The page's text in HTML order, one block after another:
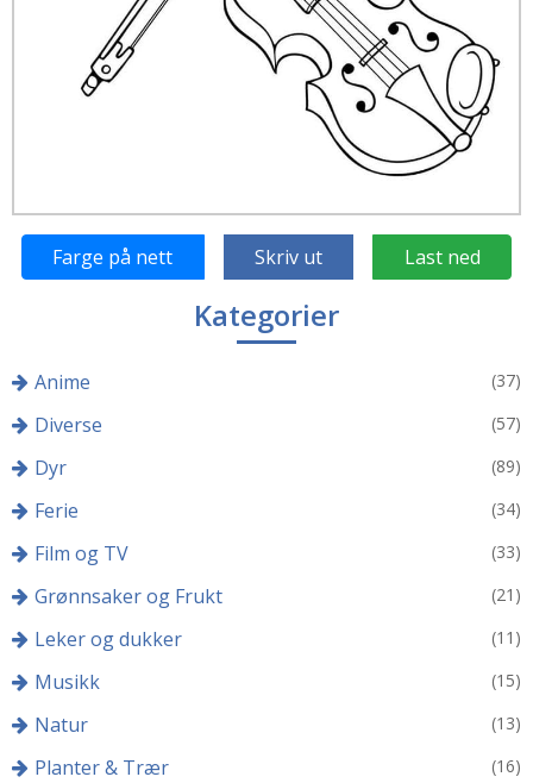
Farge på nett Skriv ut Last ned
Kategorier
Anime (37)
Diverse (57)
Dyr (89)
Ferie (34)
Film og TV (33)
Grønnsaker og Frukt (21)
Leker og dukker (11)
Musikk (15)
Natur (13)
Planter & Trær (16)